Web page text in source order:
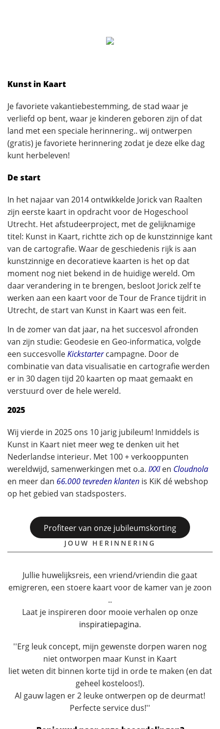
Kunst in Kaart
Je favoriete vakantiebestemming, de stad waar je
verliefd op bent, waar je kinderen geboren zijn of dat
land met een speciale herinnering.. wij ontwerpen
(gratis) je favoriete herinnering zodat je deze elke dag
kunt herbeleven!
De start
In het najaar van 2014 ontwikkelde Jorick van Raalten
zijn eerste kaart in opdracht voor de Hogeschool
Utrecht. Het afstudeerproject, met de gelijknamige
titel: Kunst in Kaart, richtte zich op de kunstzinnige kant
van de cartografie. Waar de geschiedenis rijk is aan
kunstzinnige en decoratieve kaarten is het op dat
moment nog niet bekend in de huidige wereld. Om
daar verandering in te brengen, besloot Jorick zelf te
werken aan een kaart voor de Tour de France tijdrit in
Utrecht, de start van Kunst in Kaart was een feit.
In de zomer van dat jaar, na het succesvol afronden
van zijn studie: Geodesie en Geo-informatica, volgde
een succesvolleKickstartercampagne. Door de
combinatie van data visualisatie en cartografie werden
er in 30 dagen tijd 20 kaarten op maat gemaakt en
verstuurd over de hele wereld.
2025
Wij vierde in 2025 ons 10 jarig jubileum! Inmiddels is
Kunst in Kaart niet meer weg te denken uit het
Nederlandse interieur. Met 100 + verkooppunten
wereldwijd, samenwerkingen met o.a. IXXIen Cloudnola
en meer dan 66.000 tevreden klanten is KiK dé webshop
op het gebied van stadsposters.
Profiteer van onze jubileumskorting
JOUW HERINNERING
Jullie huwelijksreis, een vriend/vriendin die gaat
emigreren, een stoere kaart voor de kamer van je zoon
..
Laat je inspireren door mooie verhalen op onze
inspiratiepagina.
''Erg leuk concept, mijn gewenste dorpen waren nog
niet ontworpen maar Kunst in Kaart
liet weten dit binnen korte tijd in orde te maken (en dat
geheel kosteloos!).
Al gauw lagen er 2 leuke ontwerpen op de deurmat!
Perfecte service dus!''